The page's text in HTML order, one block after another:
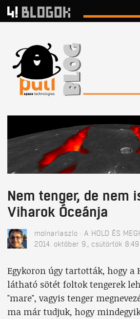
Nem tenger, de nem
Viharok Óceánja
molnarlaszlo
A HOLD ÉS
2014. október 9., csütörtök 8:49
Egykoron úgy tartották, hogy a
látható sötét foltok tengerek
"mare", vagyis tenger
ma már tudjuk, hogy